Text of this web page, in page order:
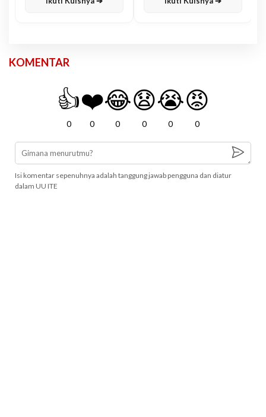
KOMENTAR
👍
0
❤️
0
😂
0
😧
0
😭
0
😡
0
Isi komentar sepenuhnya adalah tanggung jawab pengguna dan diatur
dalam UU ITE